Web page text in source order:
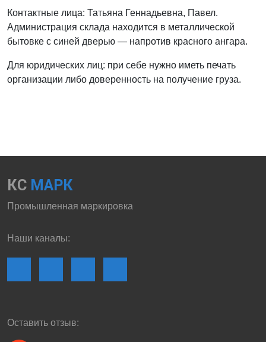
Контактные лица: Татьяна Геннадьевна, Павел.
Администрация склада находится в металлической
бытовке с синей дверью — напротив красного ангара.
Для юридических лиц: при себе нужно иметь печать
организации либо доверенность на получение груза.
КС МАРК
Промышленная маркировка
Наши каналы:
Оставить отзыв: